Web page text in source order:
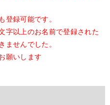
登録可能です。
字以上のお名前で登録された
ませんでした。
願いします